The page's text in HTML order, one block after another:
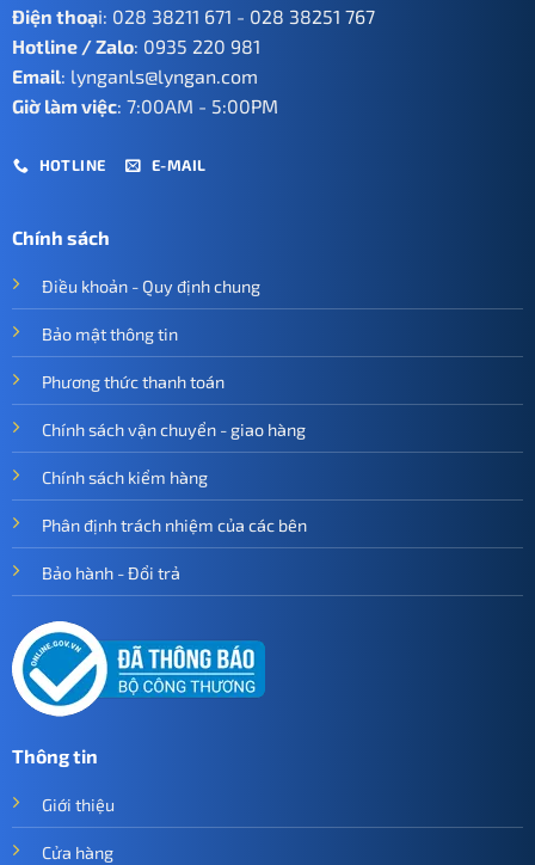
Điện thoại: 028 38211 671 - 028 38251 767
Hotline / Zalo: 0935 220 981
Email: lynganls@lyngan.com
Giờ làm việc: 7:00AM - 5:00PM
HOTLINE E-MAIL
Chính sách
Điều khoản - Quy định chung
Bảo mật thông tin
Phương thức thanh toán
Chính sách vận chuyển - giao hàng
Chính sách kiểm hàng
Phân định trách nhiệm của các bên
Bảo hành - Đổi trả
Thông tin
Giới thiệu
Cửa hàng